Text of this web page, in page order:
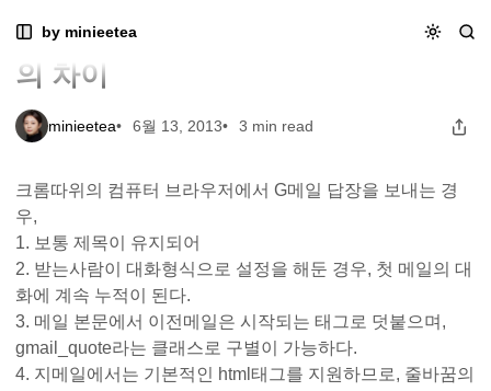
to
Navigation
to
Posts
to
Content
by minieetea
GS: 브라우저와 클라이언트 메일앱의 차이
GS: 브라우저와 클라이언트 메일앱
의 차이
minieetea 6월 13, 2013 3 min read
크롬따위의 컴퓨터 브라우저에서 G메일 답장을 보내는 경
우,
1. 보통 제목이 유지되어
2. 받는사람이 대화형식으로 설정을 해둔 경우, 첫 메일의 대
화에 계속 누적이 된다.
3. 메일 본문에서 이전메일은 시작되는 태그로 덧붙으며,
gmail_quote라는 클래스로 구별이 가능하다.
4. 지메일에서는 기본적인 html태그를 지원하므로, 줄바꿈의